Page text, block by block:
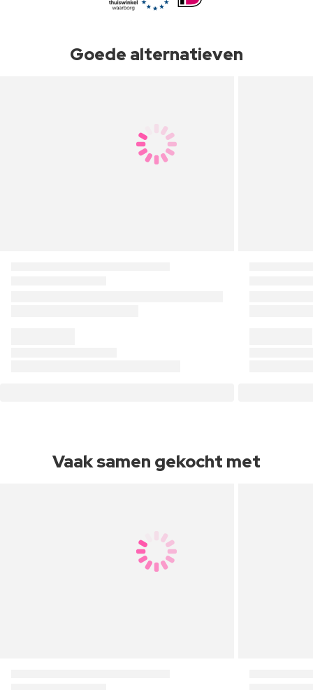
Goede alternatieven
Vaak samen gekocht met